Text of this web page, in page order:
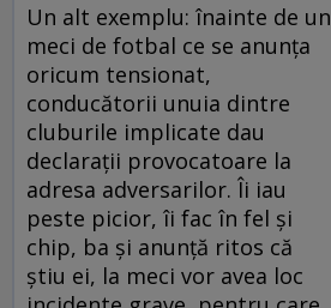
Un alt exemplu: înainte de un
meci de fotbal ce se anunţa
oricum tensionat,
conducătorii unuia dintre
cluburile implicate dau
declaraţii provocatoare la
adresa adversarilor. Îi iau
peste picior, îi fac în fel şi
chip, ba şi anunţă ritos că
ştiu ei, la meci vor avea loc